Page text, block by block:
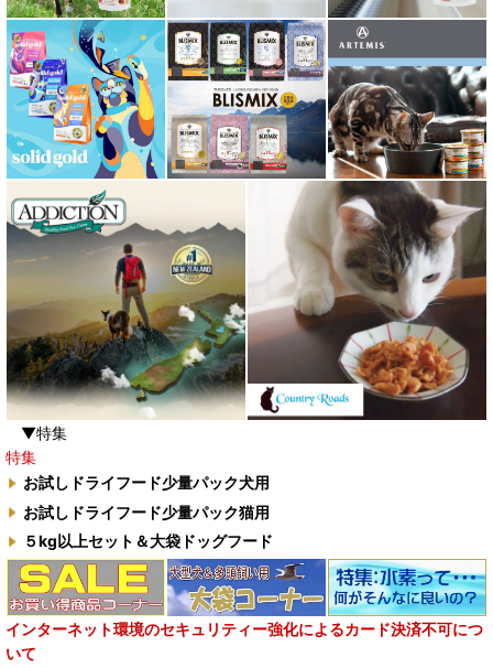
▼特集
特集
お試しドライフード少量パック犬用
お試しドライフード少量パック猫用
５kg以上セット＆大袋ドッグフード
インターネット環境のセキュリティー強化によるカード決済不可につ
いて